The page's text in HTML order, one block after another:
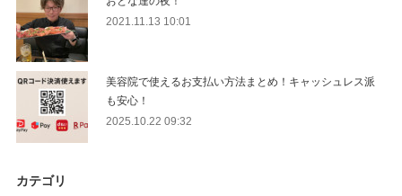
2021.11.13 10:01
美容院で使えるお支払い方法まとめ！キャッシュレス派
も安心！
2025.10.22 09:32
カテゴリ